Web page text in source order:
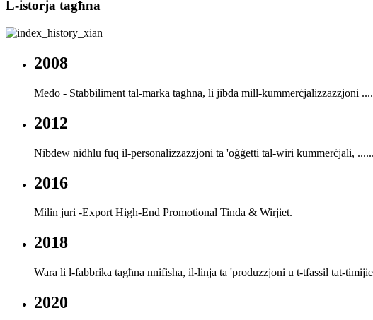
L-istorja tagħna
2008
Medo - Stabbiliment tal-marka tagħna, li jibda mill-kummerċjalizzazzjoni
2012
Nibdew nidħlu fuq il-personalizzazzjoni ta 'oġġetti tal-wiri kummerċjali, ......
2016
Milin juri -Export High-End Promotional Tinda & Wirjiet.
2018
Wara li l-fabbrika tagħna nnifisha, il-linja ta 'produzzjoni u t-tfassil tat-
2020